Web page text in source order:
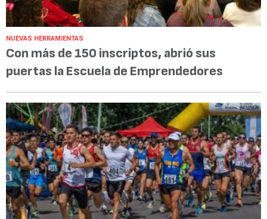
NUEVAS HERRAMIENTAS
Con más de 150 inscriptos, abrió sus
puertas la Escuela de Emprendedores